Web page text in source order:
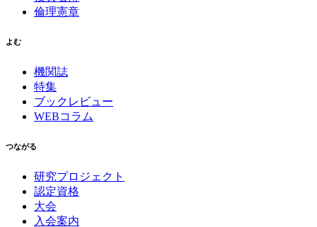
倫理憲章
よむ
機関誌
特集
ブックレビュー
WEBコラム
つながる
研究プロジェクト
認定資格
大会
入会案内